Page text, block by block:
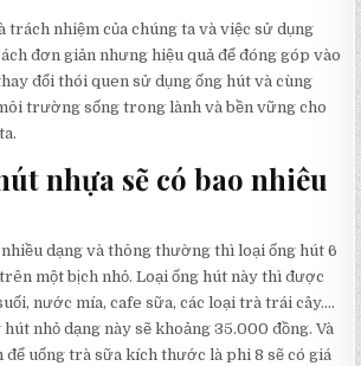
trách nhiệm của chúng ta và việc sử dụng
đơn giản nhưng hiệu quả để đóng góp vào
đổi thói quen sử dụng ống hút và cùng
trường sống trong lành và bền vững cho
nhựa sẽ có bao nhiêu
dạng và thông thường thì loại ống hút 6
một bịch nhỏ. Loại ống hút này thì được
nước mía, cafe sữa, các loại trà trái cây….
hút nhỏ dạng này sẽ khoảng 35.000 đồng. Và
để uống trà sữa kích thước là phi 8 sẽ có giá